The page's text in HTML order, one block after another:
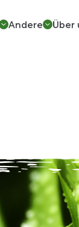
Andere Über